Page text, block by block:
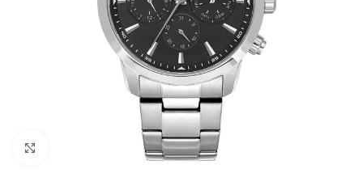
Büyütmek için tıklayın